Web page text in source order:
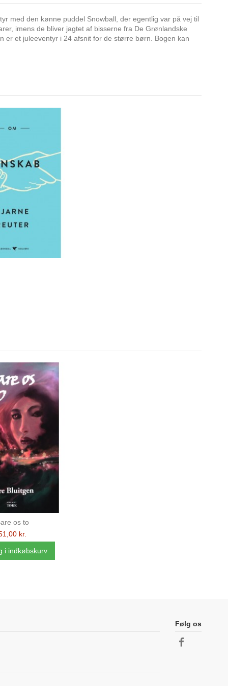
med den kønne puddel Snowball, der egentlig var på vej til
imens de bliver jagtet af bisserne fra De Grønlandske
er et juleeventyr i 24 afsnit for de større børn. Bogen kan
os to
kr.
i indkøbskurv
Følg os